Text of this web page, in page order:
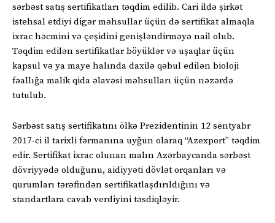
sərbəst satış sertifikatları təqdim edilib. Cari ildə şirkət
istehsal etdiyi digər məhsullar üçün də sertifikat almaqla
ixrac həcmini və çeşidini genişləndirməyə nail olub.
Təqdim edilən sertifikatlar böyüklər və uşaqlar üçün
kapsul və ya maye halında daxilə qəbul edilən bioloji
fəallığa malik qida əlavəsi məhsulları üçün nəzərdə
tutulub.
Sərbəst satış sertifikatını ölkə Prezidentinin 12 sentyabr
2017-ci il tarixli fərmanına uyğun olaraq “Azexport” təqdim
edir. Sertifikat ixrac olunan malın Azərbaycanda sərbəst
dövriyyədə olduğunu, aidiyyəti dövlət orqanları və
qurumları tərəfindən sertifikatlaşdırıldığını və
standartlara cavab verdiyini təsdiqləyir.